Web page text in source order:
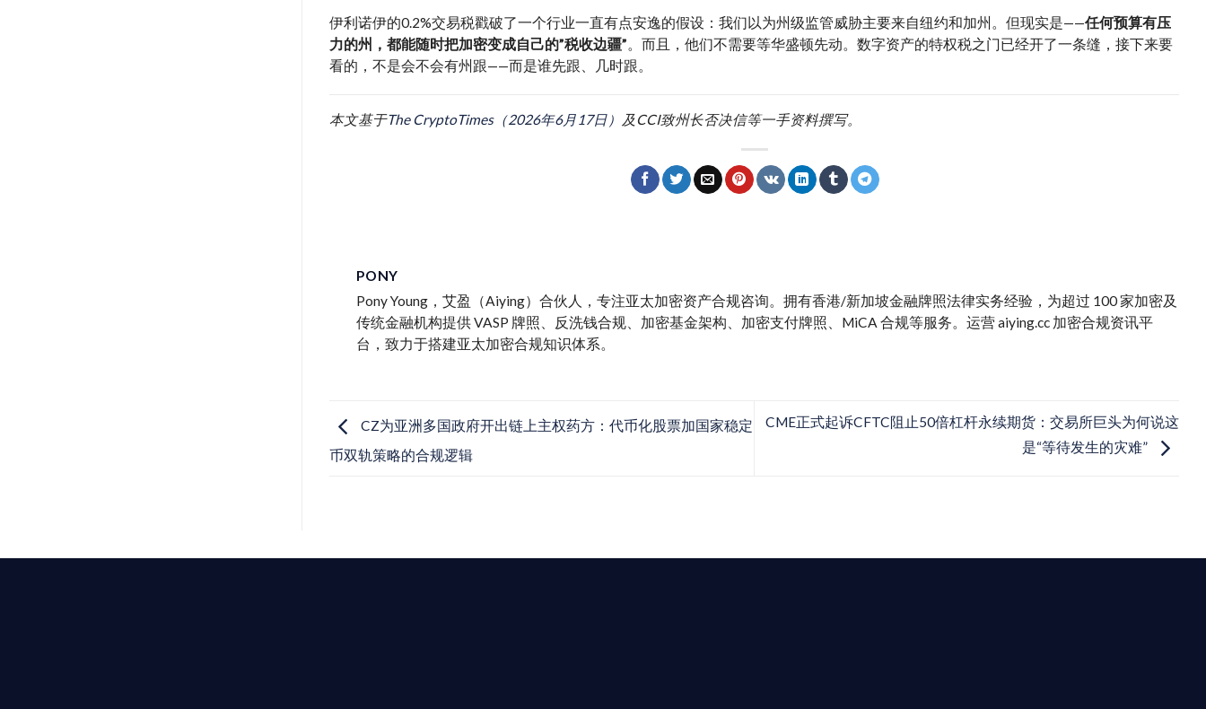
伊利诺伊的0.2%交易税戳破了一个行业一直有点安逸的假设：我们以为州级监管威胁主要来自纽约和加州。但现实是——任何预算有压
力的州，都能随时把加密变成自己的”税收边疆”。而且，他们不需要等华盛顿先动。数字资产的特权税之门已经开了一条缝，接下来要
看的，不是会不会有州跟——而是谁先跟、几时跟。
本文基于The CryptoTimes（2026年6月17日） 及CCI致州长否决信等一手资料撰写。
PONY
Pony Young，艾盈（Aiying）合伙人，专注亚太加密资产合规咨询。拥有香港/新加坡金融牌照法律实务经验，为超过 100 家加密及
传统金融机构提供 VASP 牌照、反洗钱合规、加密基金架构、加密支付牌照、MiCA 合规等服务。运营 aiying.cc 加密合规资讯平
台，致力于搭建亚太加密合规知识体系。
CZ为亚洲多国政府开出链上主权药方：代币化股票加国家稳定
币双轨策略的合规逻辑
CME正式起诉CFTC阻止50倍杠杆永续期货：交易所巨头为何说这
是“等待发生的灾难”